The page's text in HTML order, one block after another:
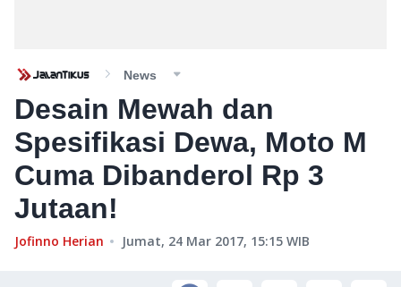
News
Desain Mewah dan
Spesifikasi Dewa, Moto M
Cuma Dibanderol Rp 3
Jutaan!
Jofinno Herian Jumat, 24 Mar 2017, 15:15 WIB